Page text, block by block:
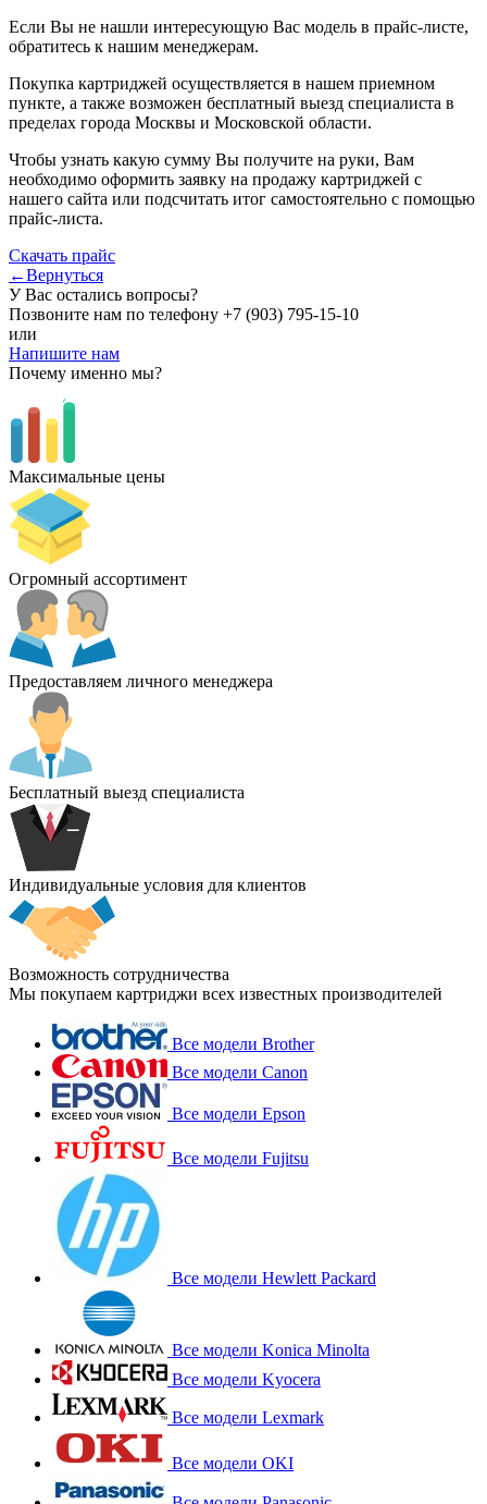
Если Вы не нашли интересующую Вас модель в прайс-листе,
обратитесь к нашим менеджерам.
Покупка картриджей осуществляется в нашем приемном
пункте, а также возможен бесплатный выезд специалиста в
пределах города Москвы и Московской области.
Чтобы узнать какую сумму Вы получите на руки, Вам
необходимо оформить заявку на продажу картриджей с
нашего сайта или подсчитать итог самостоятельно с помощью
прайс-листа.
Скачать прайс
←Вернуться
У Вас остались вопросы?
Позвоните нам по телефону +7 (903) 795-15-10
или
Напишите нам
Почему именно мы?
Максимальные цены
Огромный ассортимент
Предоставляем личного менеджера
Бесплатный выезд специалиста
Индивидуальные условия для клиентов
Возможность сотрудничества
Мы покупаем картриджи всех известных производителей
Все модели Brother
Все модели Canon
Все модели Epson
Все модели Fujitsu
Все модели Hewlett Packard
Все модели Konica Minolta
Все модели Kyocera
Все модели Lexmark
Все модели OKI